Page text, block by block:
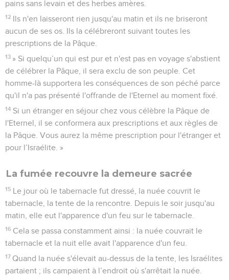
pains sans levain et des herbes amères.
12 Ils n'en laisseront rien jusqu'au matin et ils ne briseront
aucun de ses os. Ils la célébreront suivant toutes les
prescriptions de la Pâque.
13 » Si quelqu’un qui est pur et n'est pas en voyage s'abstient
de célébrer la Pâque, il sera exclu de son peuple. Cet
homme-là supportera les conséquences de son péché parce
qu'il n'a pas présenté l'offrande de l'Eternel au moment fixé.
14 Si un étranger en séjour chez vous célèbre la Pâque de
l'Eternel, il se conformera aux prescriptions et aux règles de
la Pâque. Vous aurez la même prescription pour l'étranger et
pour l’Israélite. »
La fumée recouvre la demeure sacrée
15 Le jour où le tabernacle fut dressé, la nuée couvrit le
tabernacle, la tente de la rencontre. Depuis le soir jusqu'au
matin, elle eut l'apparence d'un feu sur le tabernacle.
16 Cela se passa constamment ainsi : la nuée couvrait le
tabernacle et la nuit elle avait l'apparence d'un feu.
17 Quand la nuée s'élevait au-dessus de la tente, les Israélites
partaient ; ils campaient à l’endroit où s'arrêtait la nuée.